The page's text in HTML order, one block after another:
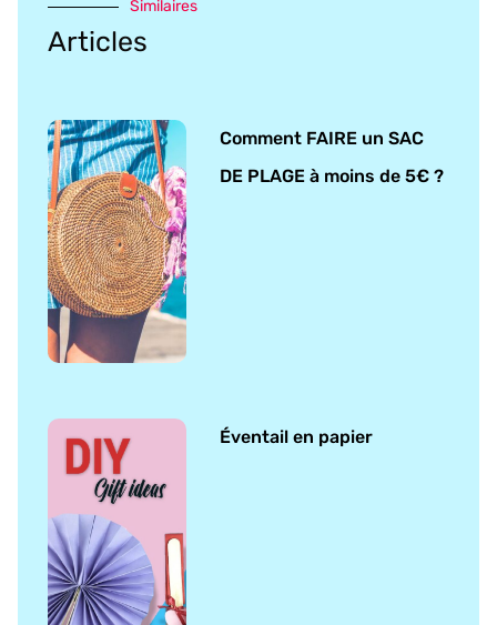
Similaires
Articles
Comment FAIRE un SAC
DE PLAGE à moins de 5€ ?
Éventail en papier